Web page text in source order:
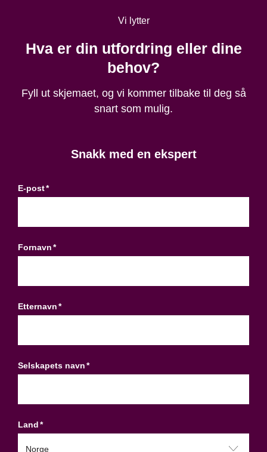
støtte av mine leverandører.»
«Jeg har et stort og bredt ansvar, hvor kan jeg i
det hele tatt få tak i alle komponentene vi
mange problemer i produksjonen.»
Vi lytter
Hva er din utfordring eller dine
behov?
Fyll ut skjemaet, og vi kommer tilbake til deg så
snart som mulig.
Snakk med en ekspert
E-post*
Fornavn*
Etternavn*
Selskapets navn*
Land*